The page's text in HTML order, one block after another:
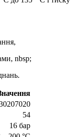
nbsp;
54
16 бар